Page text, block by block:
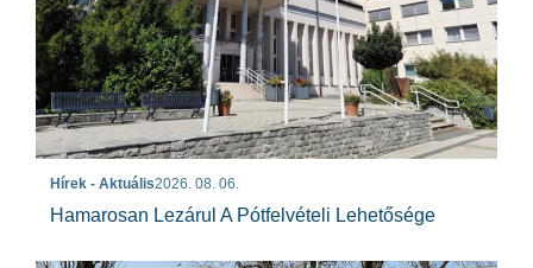
Hírek - Aktuális2026. 08. 06.
Hamarosan Lezárul A Pótfelvételi Lehetősége